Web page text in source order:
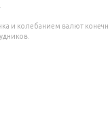
и колебанием валют